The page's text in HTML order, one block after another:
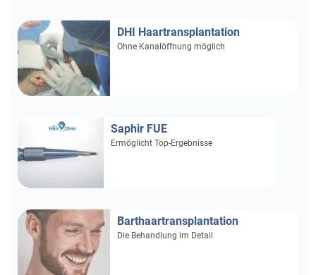
DHI Haartransplantation
Ohne Kanalöffnung möglich
Saphir FUE
Ermöglicht Top-Ergebnisse
Barthaartransplantation
Die Behandlung im Detail